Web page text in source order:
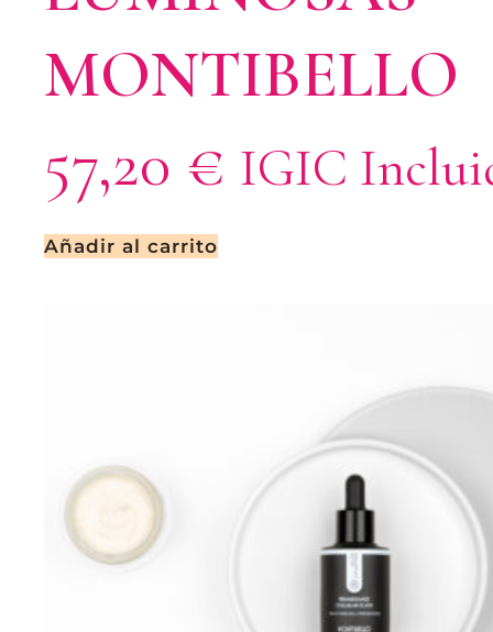
MONTIBELLO
57,20 € IGIC
Añadir al carrito